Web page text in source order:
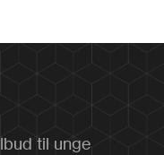
til unge